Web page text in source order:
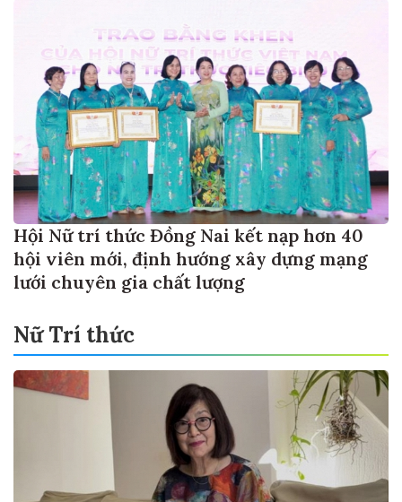
Hội Nữ trí thức Đồng Nai kết nạp hơn 40
hội viên mới, định hướng xây dựng mạng
lưới chuyên gia chất lượng
Nữ Trí thức